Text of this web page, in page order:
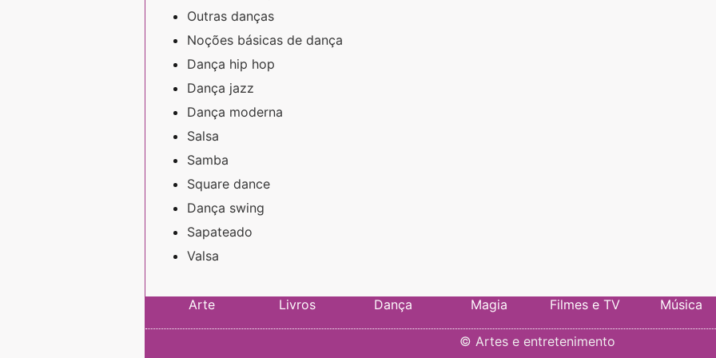
Outras danças
Noções básicas de dança
Dança hip hop
Dança jazz
Dança moderna
Salsa
Samba
Square dance
Dança swing
Sapateado
Valsa
Arte Livros Dança Magia Filmes e TV Música
© Artes e entretenimento